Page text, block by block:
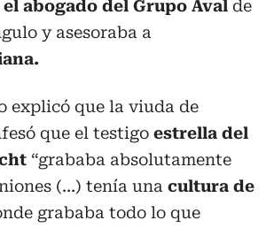
abogado del Grupo Aval de
y asesoraba a
explicó que la viuda de
que el testigo estrella del
“grababa absolutamente
(…) tenía una cultura de
grababa todo lo que